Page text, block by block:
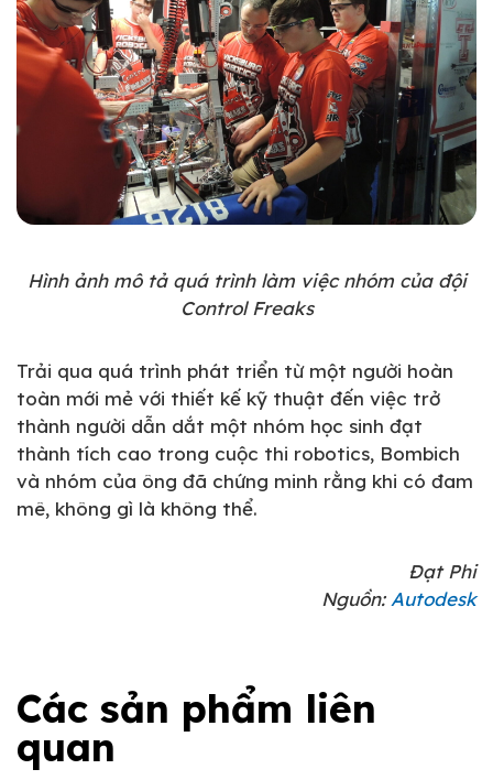
Hình ảnh mô tả quá trình làm việc nhóm của đội
Control Freaks
Trải qua quá trình phát triển từ một người hoàn
toàn mới mẻ với thiết kế kỹ thuật đến việc trở
thành người dẫn dắt một nhóm học sinh đạt
thành tích cao trong cuộc thi robotics, Bombich
và nhóm của ông đã chứng minh rằng khi có đam
mê, không gì là không thể.
Đạt Phi
Nguồn:Autodesk
Các sản phẩm liên
quan